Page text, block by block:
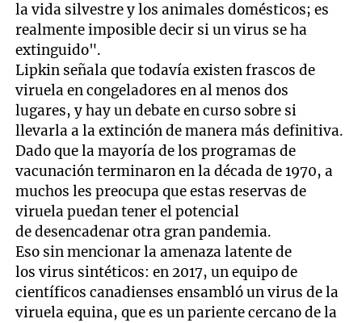
la vida silvestre y los animales domésticos; es
realmente imposible decir si un virus se ha
extinguido".
Lipkin señala que todavía existen frascos de
viruela en congeladores en al menos dos
lugares, y hay un debate en curso sobre si
llevarla a la extinción de manera más definitiva.
Dado que la mayoría de los programas de
vacunación terminaron en la década de 1970, a
muchos les preocupa que estas reservas de
viruela puedan tener el potencial
de desencadenar otra gran pandemia.
Eso sin mencionar la amenaza latente de
los virus sintéticos: en 2017, un equipo de
científicos canadienses ensambló un virus de la
viruela equina, que es un pariente cercano de la